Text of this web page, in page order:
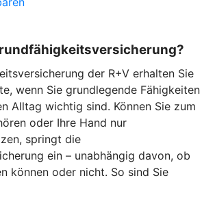
der R+V erhalten Sie
wenn Sie grundlegende Fähigkeiten
Alltag wichtig sind. Können Sie zum
oder Ihre Hand nur
springt die
ein – unabhängig davon, ob
können oder nicht. So sind Sie